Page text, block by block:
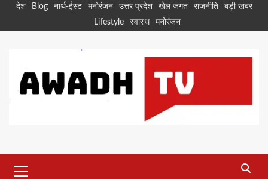
Skipदेश Blog नार्थ-ईस्ट मनोरंजन उत्तर प्रदेश खेल जगत राजनीति
बड़ी खबर
Lifestyle
स्वास्थ मनोरंजन
Menu